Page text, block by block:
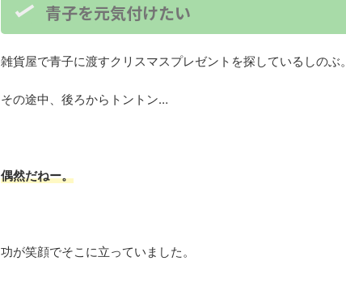
青子を元気付けたい
雑貨屋で青子に渡すクリスマスプレゼントを探しているしのぶ。
その途中、後ろからトントン…
偶然だねー。
功が笑顔でそこに立っていました。